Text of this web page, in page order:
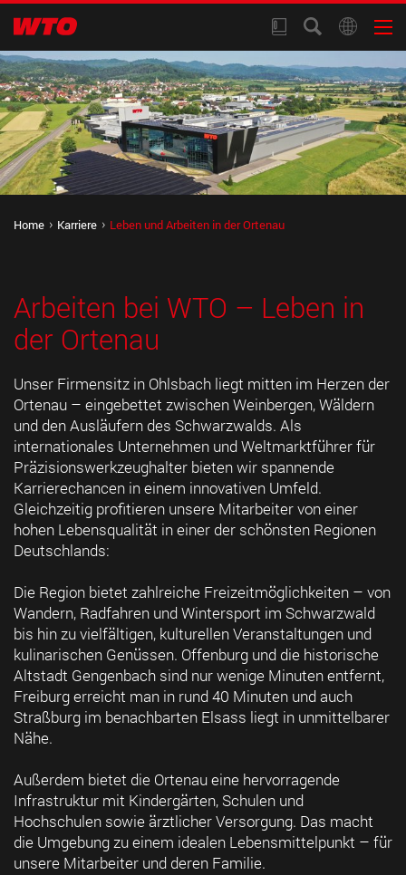
Home Karriere Leben und Arbeiten in der Ortenau
Arbeiten bei WTO – Leben in
der Ortenau
Unser Firmensitz in Ohlsbach liegt mitten im Herzen der
Ortenau – eingebettet zwischen Weinbergen, Wäldern
und den Ausläufern des Schwarzwalds. Als
internationales Unternehmen und Weltmarktführer für
Präzisionswerkzeughalter bieten wir spannende
Karrierechancen in einem innovativen Umfeld.
Gleichzeitig profitieren unsere Mitarbeiter von einer
hohen Lebensqualität in einer der schönsten Regionen
Deutschlands:
Die Region bietet zahlreiche Freizeitmöglichkeiten – von
Wandern, Radfahren und Wintersport im Schwarzwald
bis hin zu vielfältigen, kulturellen Veranstaltungen und
kulinarischen Genüssen. Offenburg und die historische
Altstadt Gengenbach sind nur wenige Minuten entfernt,
Freiburg erreicht man in rund 40 Minuten und auch
Straßburg im benachbarten Elsass liegt in unmittelbarer
Nähe.
Außerdem bietet die Ortenau eine hervorragende
Infrastruktur mit Kindergärten, Schulen und
Hochschulen sowie ärztlicher Versorgung. Das macht
die Umgebung zu einem idealen Lebensmittelpunkt – für
unsere Mitarbeiter und deren Familie.